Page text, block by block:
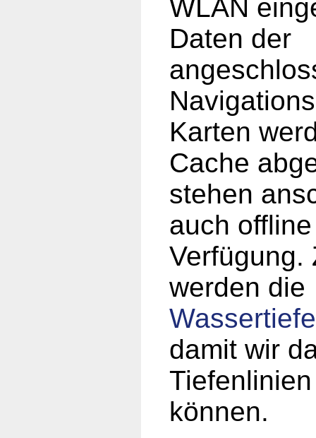
WLAN
Daten der
Karten
Cache
stehen
auch
Verfügung.
werden die
damit wir
können.